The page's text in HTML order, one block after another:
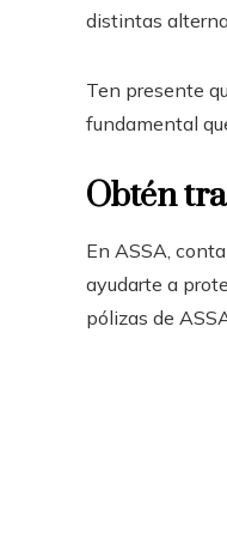
distintas
Ten presente
fundamental
Obtén
En ASSA,
ayudarte a
pólizas de